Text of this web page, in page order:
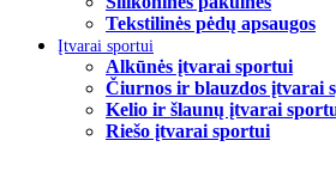
Tekstilinės pėdų apsaugos
Įtvarai sportui
Alkūnės įtvarai sportui
Čiurnos ir blauzdos įtvarai
Kelio ir šlaunų įtvarai
Riešo įtvarai sportui